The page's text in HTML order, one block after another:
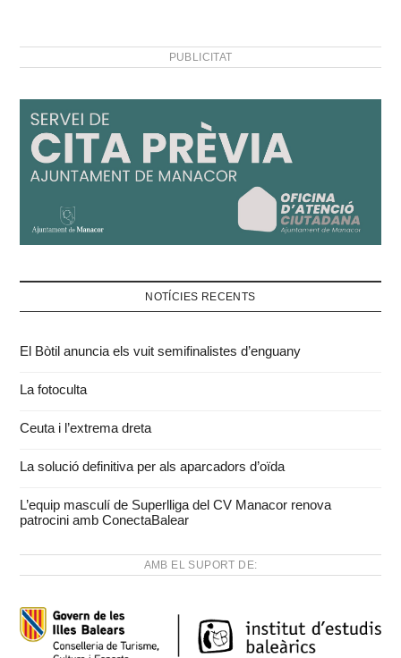
PUBLICITAT
NOTÍCIES RECENTS
El Bòtil anuncia els vuit semifinalistes d’enguany
La fotoculta
Ceuta i l’extrema dreta
La solució definitiva per als aparcadors d’oïda
L’equip masculí de Superlliga del CV Manacor renova
patrocini amb ConectaBalear
AMB EL SUPORT DE: